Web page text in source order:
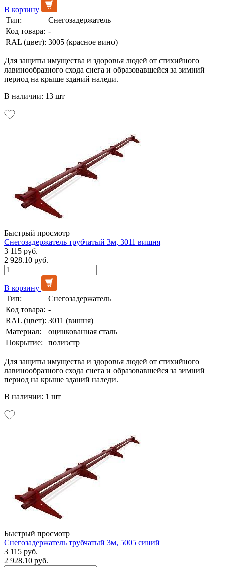
В корзину
Тип:
Снегозадержатель
Код товара: -
RAL (цвет): 3005 (красное вино)
Для защиты имущества и здоровья людей от стихийного
лавинообразного схода снега и образовавшейся за зимний
период на крыше зданий наледи.
В наличии: 13 шт
Быстрый просмотр
Снегозадержатель трубчатый 3м, 3011 вишня
3 115 руб.
2 928.10 руб.
В корзину
Тип:
Снегозадержатель
Код товара: -
RAL (цвет): 3011 (вишня)
Материал:
оцинкованная сталь
Покрытие:
полиэстр
Для защиты имущества и здоровья людей от стихийного
лавинообразного схода снега и образовавшейся за зимний
период на крыше зданий наледи.
В наличии: 1 шт
Быстрый просмотр
Снегозадержатель трубчатый 3м, 5005 синий
3 115 руб.
2 928.10 руб.